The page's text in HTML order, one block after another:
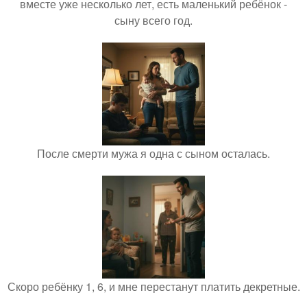
вместе уже несколько лет, есть маленький ребёнок -
сыну всего год.
После смерти мужа я одна с сыном осталась.
Скоро ребёнку 1, 6, и мне перестанут платить декретные.